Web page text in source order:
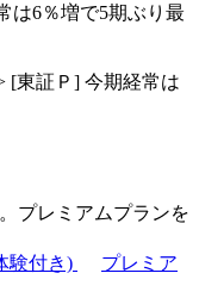
6％増で5期ぶり最
[東証Ｐ] 今期経常は
プレミアムプランを
験付き)
プレミア